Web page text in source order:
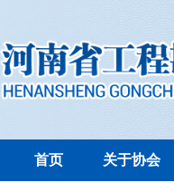
首页 关于协会